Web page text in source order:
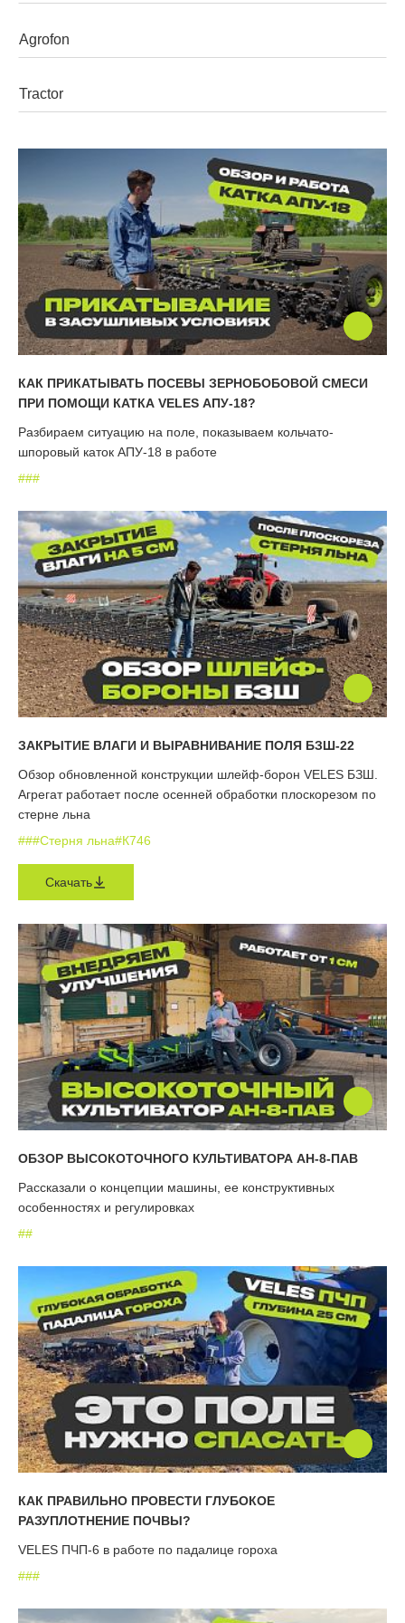
Mehrzweckgeräte
КАК ПРИКАТЫВАТЬ ПОСЕВЫ ЗЕРНОБОБОВОЙ СМЕСИ
ПРИ ПОМОЩИ КАТКА VELES АПУ-18?
Разбираем ситуацию на поле, показываем кольчато-
шпоровый каток АПУ-18 в работе
###
ЗАКРЫТИЕ ВЛАГИ И ВЫРАВНИВАНИЕ ПОЛЯ БЗШ-22
Обзор обновленной конструкции шлейф-борон VELES БЗШ.
Агрегат работает после осенней обработки плоскорезом по
стерне льна
###Стерня льна#К746
Скачать
ОБЗОР ВЫСОКОТОЧНОГО КУЛЬТИВАТОРА АН-8-ПАВ
Рассказали о концепции машины, ее конструктивных
особенностях и регулировках
##
КАК ПРАВИЛЬНО ПРОВЕСТИ ГЛУБОКОЕ
РАЗУПЛОТНЕНИЕ ПОЧВЫ?
VELES ПЧП-6 в работе по падалице гороха
###